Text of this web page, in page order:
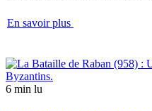
En savoir plus
6 min lu